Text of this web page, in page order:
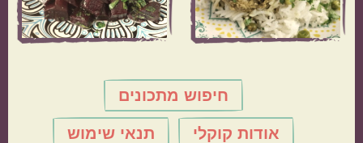
חיפוש מתכונים
אודות קוקלי תנאי שימוש